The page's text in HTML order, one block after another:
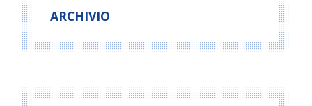
ARCHIVIO